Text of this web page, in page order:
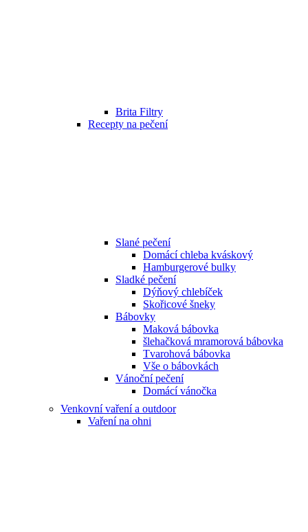
Brita Filtry
Recepty na pečení
Slané pečení
Domácí chleba kváskový
Hamburgerové bulky
Sladké pečení
Dýňový chlebíček
Skořicové šneky
Bábovky
Maková bábovka
šlehačková mramorová bábovka
Tvarohová bábovka
Vše o bábovkách
Vánoční pečení
Domácí vánočka
Venkovní vaření a outdoor
Vaření na ohni